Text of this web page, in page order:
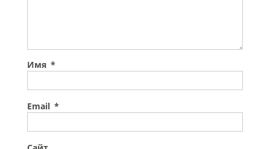
Имя *
Email *